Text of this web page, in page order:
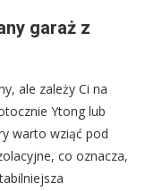
garaż z
ale zależy Ci na
Ytong lub
warto wziąć pod
co oznacza,